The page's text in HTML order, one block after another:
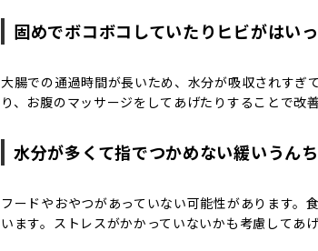
固めでボコボコしていたりヒビがはい
大腸での通過時間が長いため、水分が吸収されすぎ
り、お腹のマッサージをしてあげたりすることで改
水分が多くて指でつかめない緩いうんち
フードやおやつがあっていない可能性があります。
います。ストレスがかかっていないかも考慮してあげ